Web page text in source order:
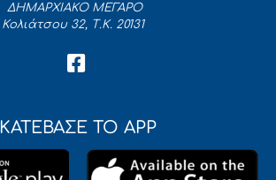
ΔΗΜΑΡΧΙΑΚΟ ΜΕΓΑΡΟ
Κολιάτσου 32, Τ.Κ. 20131
ΚΑΤΕΒΑΣΕ ΤΟ APP